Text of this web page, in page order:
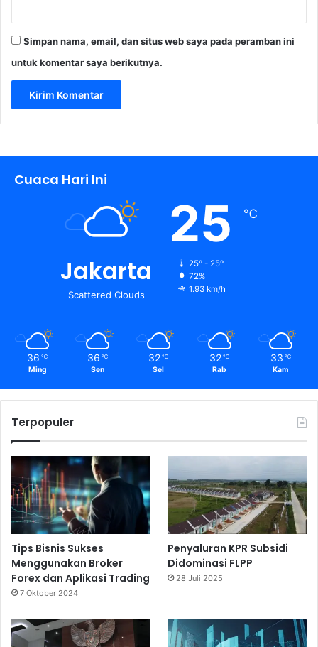
Simpan nama, email, dan situs web saya pada peramban ini
untuk komentar saya berikutnya.
Cuaca Hari Ini
Jakarta
Scattered Clouds
25 ℃
25º - 25º
72%
1.93 km/h
36 ℃
Ming
36 ℃
Sen
32 ℃
Sel
32 ℃
Rab
33 ℃
Kam
Terpopuler
Tips Bisnis Sukses
Menggunakan Broker
Forex dan Aplikasi Trading
7 Oktober 2024
Penyaluran KPR Subsidi
Didominasi FLPP
28 Juli 2025